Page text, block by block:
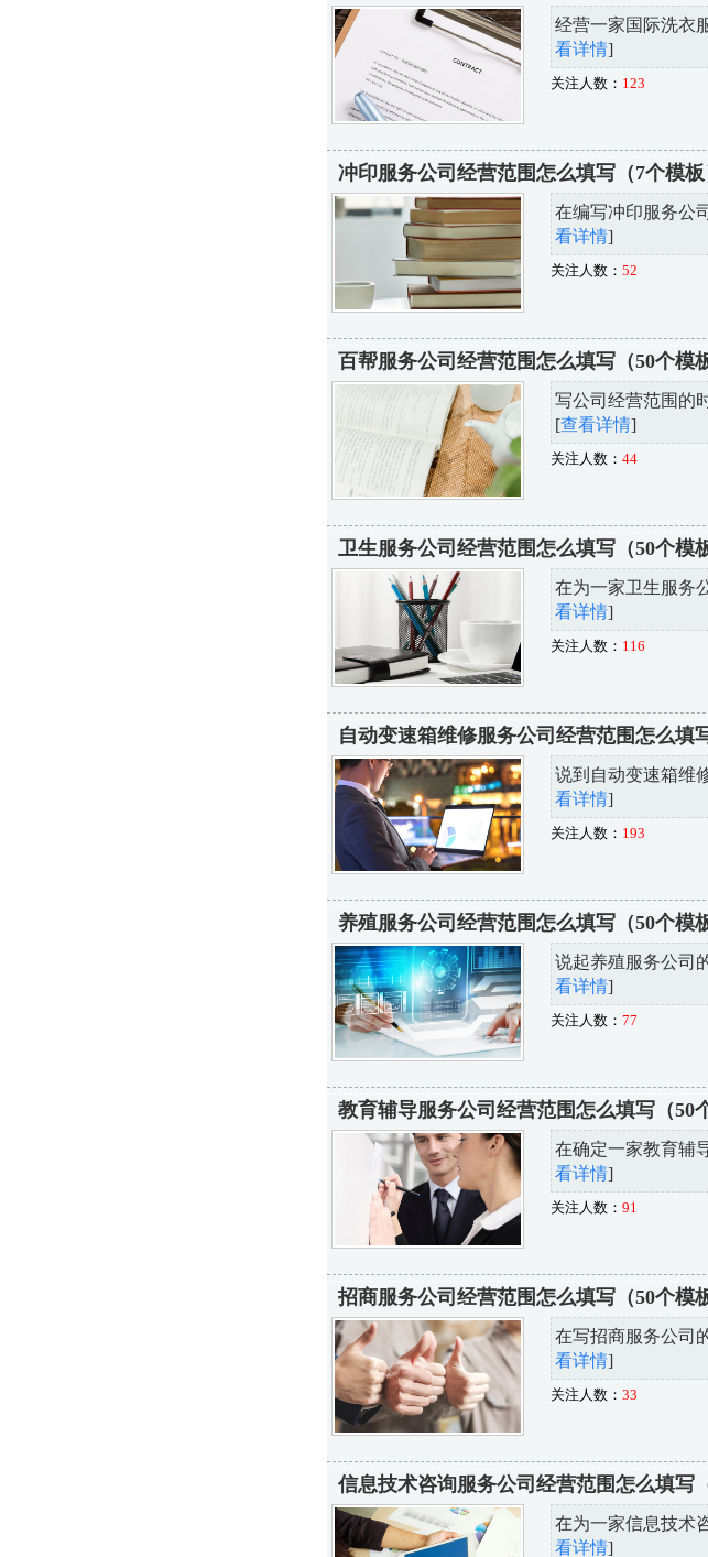
经营一家国际洗衣
看详情]
关注人数： 123
冲印服务公司经营范围怎么填写（7个模板
在编写冲印服务公
看详情]
关注人数： 52
百帮服务公司经营范围怎么填写（50个模
写公司经营范围的
[查看详情]
关注人数： 44
卫生服务公司经营范围怎么填写（50个模
在为一家卫生服务
看详情]
关注人数： 116
自动变速箱维修服务公司经营范围怎么填
说到自动变速箱维
看详情]
关注人数： 193
养殖服务公司经营范围怎么填写（50个模
说起养殖服务公司
看详情]
关注人数： 77
教育辅导服务公司经营范围怎么填写（50
在确定一家教育辅
看详情]
关注人数： 91
招商服务公司经营范围怎么填写（50个模
在写招商服务公司
看详情]
关注人数： 33
信息技术咨询服务公司经营范围怎么填写
在为一家信息技术
看详情]